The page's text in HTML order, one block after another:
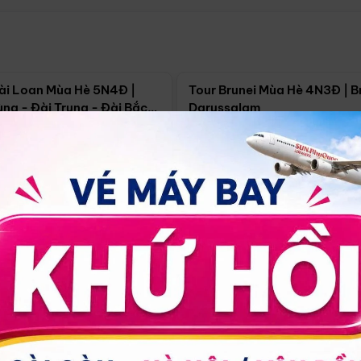
Loan Mùa Hè 5N4Đ |
- Đài Trung - Đài Bắc
18/09
Tour Brunei Mùa Hè 4N3Đ |
Darussalam
Hồ Chí Minh 4N3Đ
30/08 17/09 24/09
14.499.000đ Xem chi